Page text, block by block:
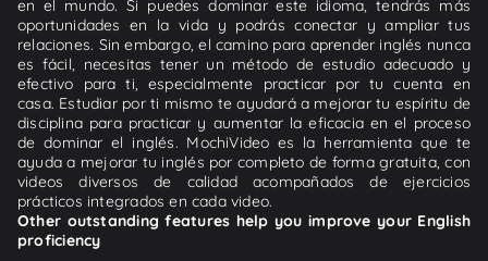
en el mundo. Si puedes dominar este idioma, tendrás más
oportunidades en la vida y podrás conectar y ampliar tus
relaciones. Sin embargo, el camino para aprender inglés nunca
es fácil, necesitas tener un método de estudio adecuado y
efectivo para ti, especialmente practicar por tu cuenta en
casa. Estudiar por ti mismo te ayudará a mejorar tu espíritu de
disciplina para practicar y aumentar la eficacia en el proceso
de dominar el inglés. MochiVideo es la herramienta que te
ayuda a mejorar tu inglés por completo de forma gratuita, con
videos diversos de calidad acompañados de ejercicios
prácticos integrados en cada video.
Other outstanding features help you improve your English
proficiency